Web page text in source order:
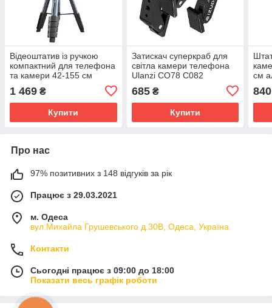
Відеоштатив із ручкою
компактний для телефона
та камери 42-155 см
1 469 ₴
Купити
Затискач суперкраб для
світла камери телефона
Ulanzi CO78 C082
685₴
Купити
см
840
Про нас
97% позитивних з 148 відгуків за рік
Працює з 29.03.2021
м. Одеса
вул.Михайла Грушевського д.30В, Одеса, Україна
Контакти
Сьогодні працює з 09:00 до 18:00
Показати весь графік роботи